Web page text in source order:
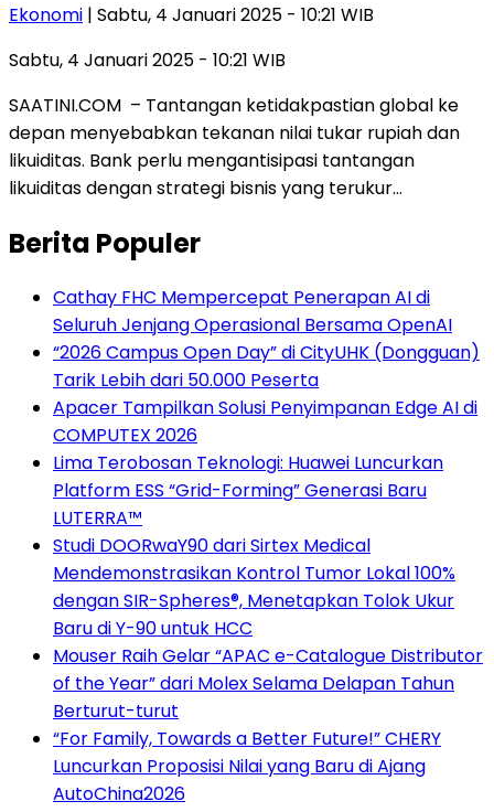
Ekonomi | Sabtu, 4 Januari 2025 - 10:21 WIB
Sabtu, 4 Januari 2025 - 10:21 WIB
SAATINI.COM – Tantangan ketidakpastian global ke
depan menyebabkan tekanan nilai tukar rupiah dan
likuiditas. Bank perlu mengantisipasi tantangan
likuiditas dengan strategi bisnis yang terukur…
Berita Populer
Cathay FHC Mempercepat Penerapan AI di
Seluruh Jenjang Operasional Bersama OpenAI
“2026 Campus Open Day” di CityUHK (Dongguan)
Tarik Lebih dari 50.000 Peserta
Apacer Tampilkan Solusi Penyimpanan Edge AI di
COMPUTEX 2026
Lima Terobosan Teknologi: Huawei Luncurkan
Platform ESS “Grid-Forming” Generasi Baru
LUTERRA™
Studi DOORwaY90 dari Sirtex Medical
Mendemonstrasikan Kontrol Tumor Lokal 100%
dengan SIR-Spheres®, Menetapkan Tolok Ukur
Baru di Y-90 untuk HCC
Mouser Raih Gelar “APAC e-Catalogue Distributor
of the Year” dari Molex Selama Delapan Tahun
Berturut-turut
“For Family, Towards a Better Future!” CHERY
Luncurkan Proposisi Nilai yang Baru di Ajang
AutoChina2026